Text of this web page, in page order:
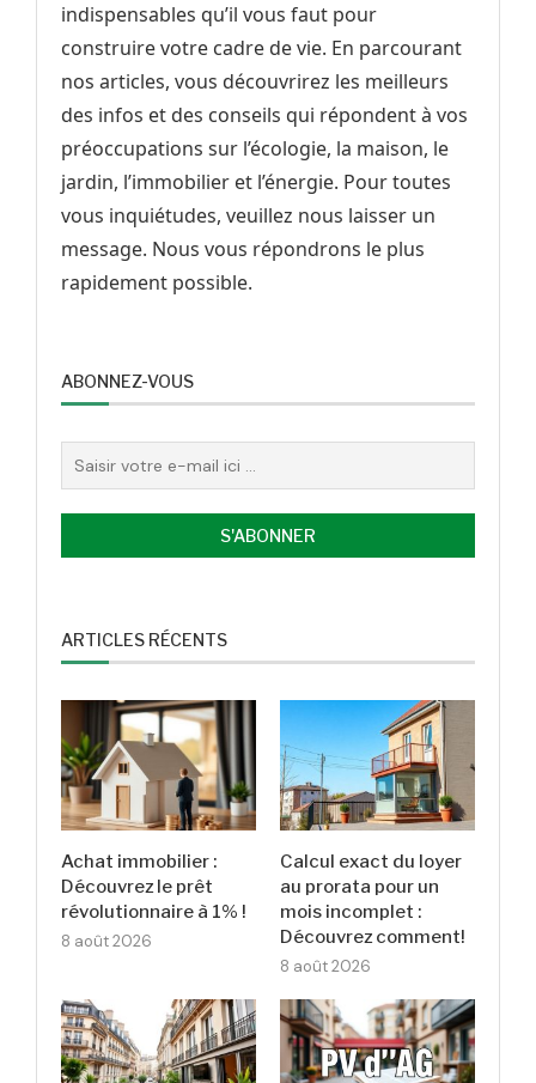
indispensables qu’il vous faut pour
construire votre cadre de vie. En parcourant
nos articles, vous découvrirez les meilleurs
des infos et des conseils qui répondent à vos
préoccupations sur l’écologie, la maison, le
jardin, l’immobilier et l’énergie. Pour toutes
vous inquiétudes, veuillez nous laisser un
message. Nous vous répondrons le plus
rapidement possible.
ABONNEZ-VOUS
ARTICLES RÉCENTS
Achat immobilier :
Découvrez le prêt
révolutionnaire à 1% !
8 août 2026
Calcul exact du loyer
au prorata pour un
mois incomplet :
Découvrez comment!
8 août 2026